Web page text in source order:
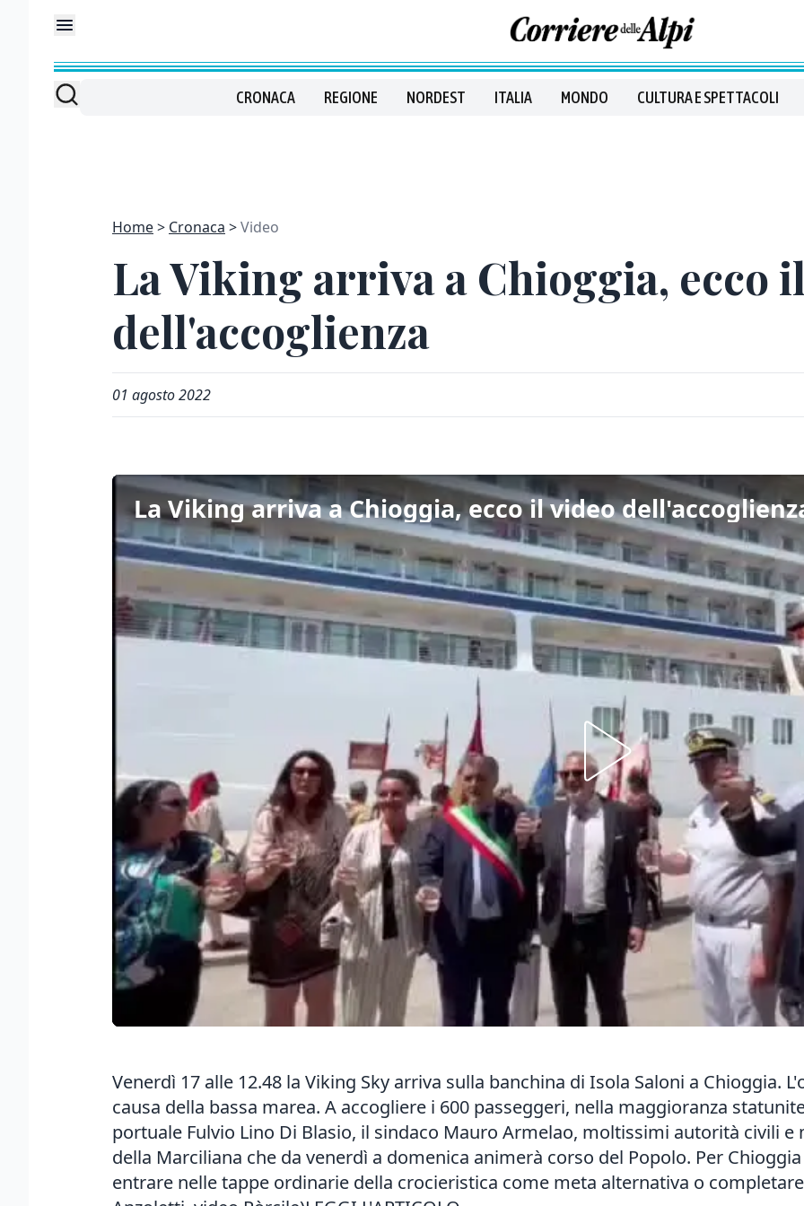
CRONACA REGIONE NORDEST ITALIA MONDO CULTURA E SPETTACOLI
Home Cronaca Video
La Viking arriva a Chioggia, ecco
dell'accoglienza
01 agosto 2022
La Viking arriva a Chioggia, ecco il video
Venerdì 17 alle 12.48 la Viking Sky arriva sulla banchina di Isola Saloni a Chioggia.
causa della bassa marea. A accogliere i 600 passeggeri, nella maggioranza
portuale Fulvio Lino Di Blasio, il sindaco Mauro Armelao, moltissimi autorità civili
della Marciliana che da venerdì a domenica animerà corso del Popolo. Per
entrare nelle tappe ordinarie della crocieristica come meta alternativa o